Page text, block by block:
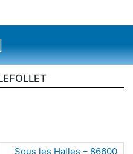
Sous les Halles – 86600